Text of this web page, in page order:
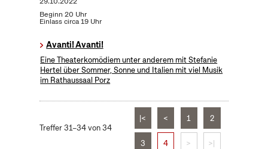
Beginn 20 Uhr
Einlass circa 19 Uhr
Avanti! Avanti!
Eine Theaterkomödiem unter anderem mit Stefanie
Hertel über Sommer, Sonne und Italien mit viel Musik
im Rathaussaal Porz
Treffer 31–34 von 34
|< < 1 2
3 4 > >|